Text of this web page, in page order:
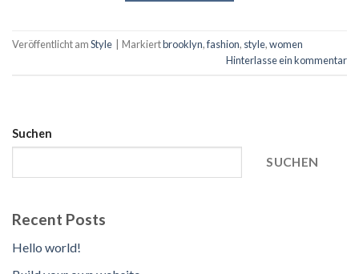
Veröffentlicht amStyle Markiertbrooklyn,fashion, style,women
Hinterlasse ein kommentar
Suchen
SUCHEN
Recent Posts
Hello world!